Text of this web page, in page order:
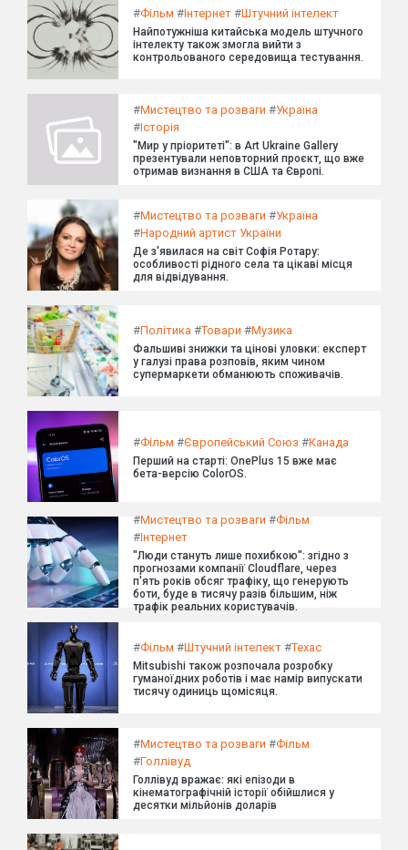
#Фільм #Інтернет #Штучний інтелект
Найпотужніша китайська модель штучного
інтелекту також змогла вийти з
контрольованого середовища тестування.
#Мистецтво та розваги #Україна
#Історія
"Мир у пріоритеті": в Art Ukraine Gallery
презентували неповторний проєкт, що вже
отримав визнання в США та Європі.
#Мистецтво та розваги #Україна
#Народний артист України
Де з'явилася на світ Софія Ротару:
особливості рідного села та цікаві місця
для відвідування.
#Політика #Товари #Музика
Фальшиві знижки та цінові уловки: експерт
у галузі права розповів, яким чином
супермаркети обманюють споживачів.
#Фільм #Європейський Союз #Канада
Перший на старті: OnePlus 15 вже має
бета-версію ColorOS.
#Мистецтво та розваги #Фільм
#Інтернет
"Люди стануть лише похибкою": згідно з
прогнозами компанії Cloudflare, через
п'ять років обсяг трафіку, що генерують
боти, буде в тисячу разів більшим, ніж
трафік реальних користувачів.
#Фільм #Штучний інтелект #Техас
Mitsubishi також розпочала розробку
гуманоїдних роботів і має намір випускати
тисячу одиниць щомісяця.
#Мистецтво та розваги #Фільм
#Голлівуд
Голлівуд вражає: які епізоди в
кінематографічній історії обійшлися у
десятки мільйонів доларів